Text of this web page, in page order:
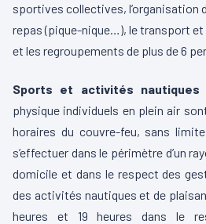
sportives collectives, l’organisation
repas (pique-nique…), le transport et
et les regroupements de plus de 6
Sports et activités nautiques
physique individuels en plein air
horaires du couvre-feu, sans
s’effectuer dans le périmètre d’un
domicile et dans le respect des
des activités nautiques et de
heures et 19 heures dans le